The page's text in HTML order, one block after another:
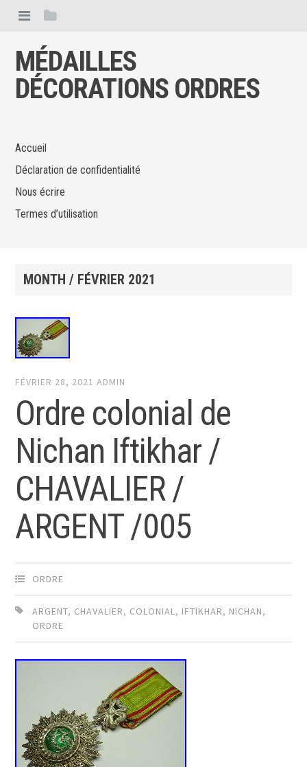
MÉDAILLES
DÉCORATIONS ORDRES
Accueil
Déclaration de confidentialité
Nous écrire
Termes d’utilisation
MONTH / FÉVRIER 2021
FÉVRIER 28, 2021 ADMIN
Ordre colonial de
Nichan Iftikhar /
CHAVALIER /
ARGENT /005
ORDRE
ARGENT, CHAVALIER, COLONIAL, IFTIKHAR, NICHAN,
ORDRE